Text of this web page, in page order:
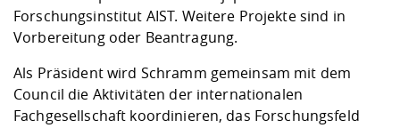
Forschungsinstitut AIST. Weitere Projekte sind in
Vorbereitung oder Beantragung.
Als Präsident wird Schramm gemeinsam mit dem
Council die Aktivitäten der internationalen
Fachgesellschaft koordinieren, das Forschungsfeld